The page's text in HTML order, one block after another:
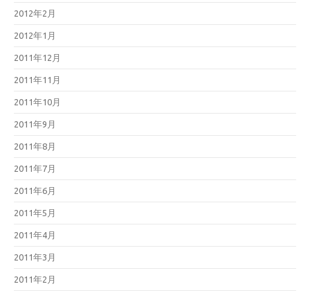
2012年2月
2012年1月
2011年12月
2011年11月
2011年10月
2011年9月
2011年8月
2011年7月
2011年6月
2011年5月
2011年4月
2011年3月
2011年2月